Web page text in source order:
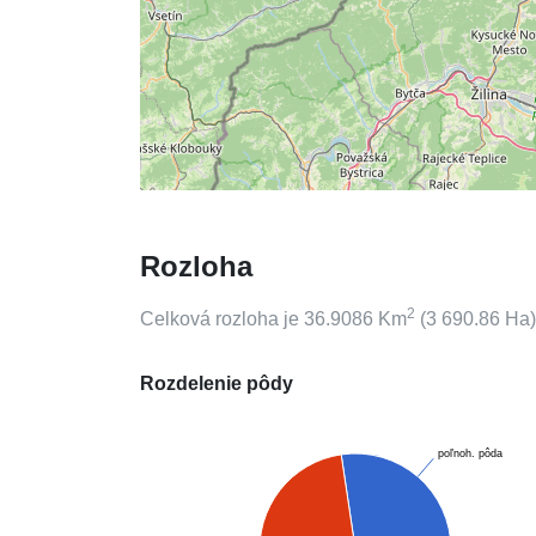
Rozloha
Celková rozloha je 36.9086 Km2 (3 690.86
Rozdelenie pôdy
poľnoh. pôda